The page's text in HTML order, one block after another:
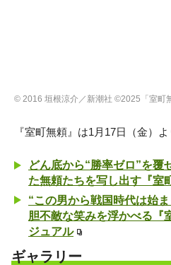
© 2016 垣根涼介／新潮社 ©2025「室町
『室町無頼』は1月17日（金）
どん底から“勝率ゼロ”を覆
た無頼たちを写し出す『室
“この男から戦国時代は始
胆不敵な笑みを浮かべる『
ジュアル
ギャラリー